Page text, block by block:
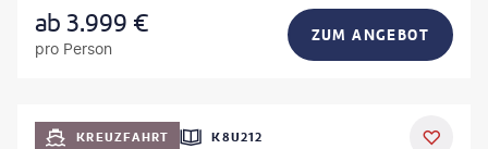
ab3.999 €
pro Person
ZUM ANGEBOT
KREUZFAHRT K8U212